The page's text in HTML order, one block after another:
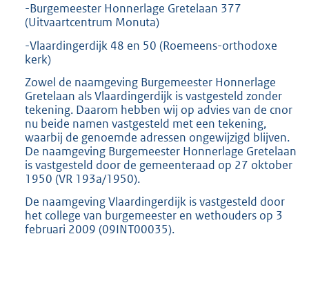
-Burgemeester Honnerlage Gretelaan 377
(Uitvaartcentrum Monuta)
-Vlaardingerdijk 48 en 50 (Roemeens-orthodoxe
kerk)
Zowel de naamgeving Burgemeester Honnerlage
Gretelaan als Vlaardingerdijk is vastgesteld zonder
tekening. Daarom hebben wij op advies van de cnor
nu beide namen vastgesteld met een tekening,
waarbij de genoemde adressen ongewijzigd blijven.
De naamgeving Burgemeester Honnerlage Gretelaan
is vastgesteld door de gemeenteraad op 27 oktober
1950 (VR 193a/1950).
De naamgeving Vlaardingerdijk is vastgesteld door
het college van burgemeester en wethouders op 3
februari 2009 (09INT00035).